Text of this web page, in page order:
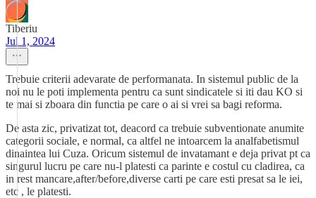
Tiberiu
Jul 1, 2024
Trebuie criterii adevarate de performanata. In sistemul public de la
noi nu le poti implementa pentru ca sunt sindicatele si iti dau KO si
te mai si zboara din functia pe care o ai si vrei sa bagi reforma.
De asta zic, privatizat tot, deacord ca trebuie subventionate anumite
categorii sociale, e normal, ca altfel ne intoarcem la analfabetismul
dinaintea lui Cuza. Oricum sistemul de invatamant e deja privat pt ca
singurul lucru pe care nu-l platesti ca parinte e costul cu cladirea, ca
in rest mancare,after/before,diverse carti pe care esti presat sa le iei,
etc , le platesti.